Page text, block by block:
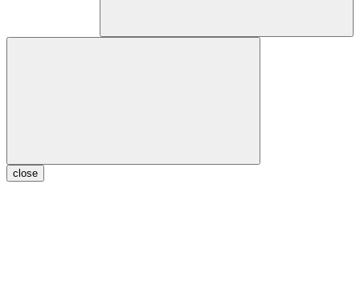
close